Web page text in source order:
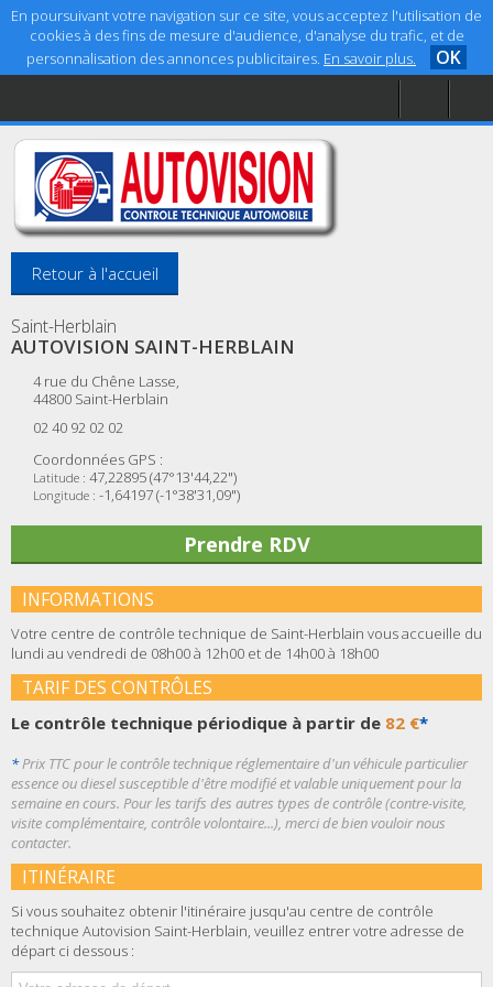
En poursuivant votre navigation sur ce site, vous acceptez l'utilisation de
cookies à des fins de mesure d'audience, d'analyse du trafic, et de
personnalisation des annonces publicitaires. En savoir plus. OK
Accueil
Aide
Mentions légales
Retour à l'accueil
Saint-Herblain
AUTOVISION SAINT-HERBLAIN
4 rue du Chêne Lasse,
44800 Saint-Herblain
02 40 92 02 02
Coordonnées GPS :
Latitude : 47,22895 (47°13'44,22")
Longitude : -1,64197 (-1°38'31,09")
Prendre RDV
INFORMATIONS
Votre centre de contrôle technique de Saint-Herblain vous accueille du
lundi au vendredi de 08h00 à 12h00 et de 14h00 à 18h00
TARIF DES CONTRÔLES
Le contrôle technique périodique à partir de 82 €*
*Prix TTC pour le contrôle technique réglementaire d'un véhicule particulier
essence ou diesel susceptible d'être modifié et valable uniquement pour la
semaine en cours. Pour les tarifs des autres types de contrôle (contre-visite,
visite complémentaire, contrôle volontaire...), merci de bien vouloir nous
contacter.
ITINÉRAIRE
Si vous souhaitez obtenir l'itinéraire jusqu'au centre de contrôle
technique Autovision Saint-Herblain, veuillez entrer votre adresse de
départ ci dessous :